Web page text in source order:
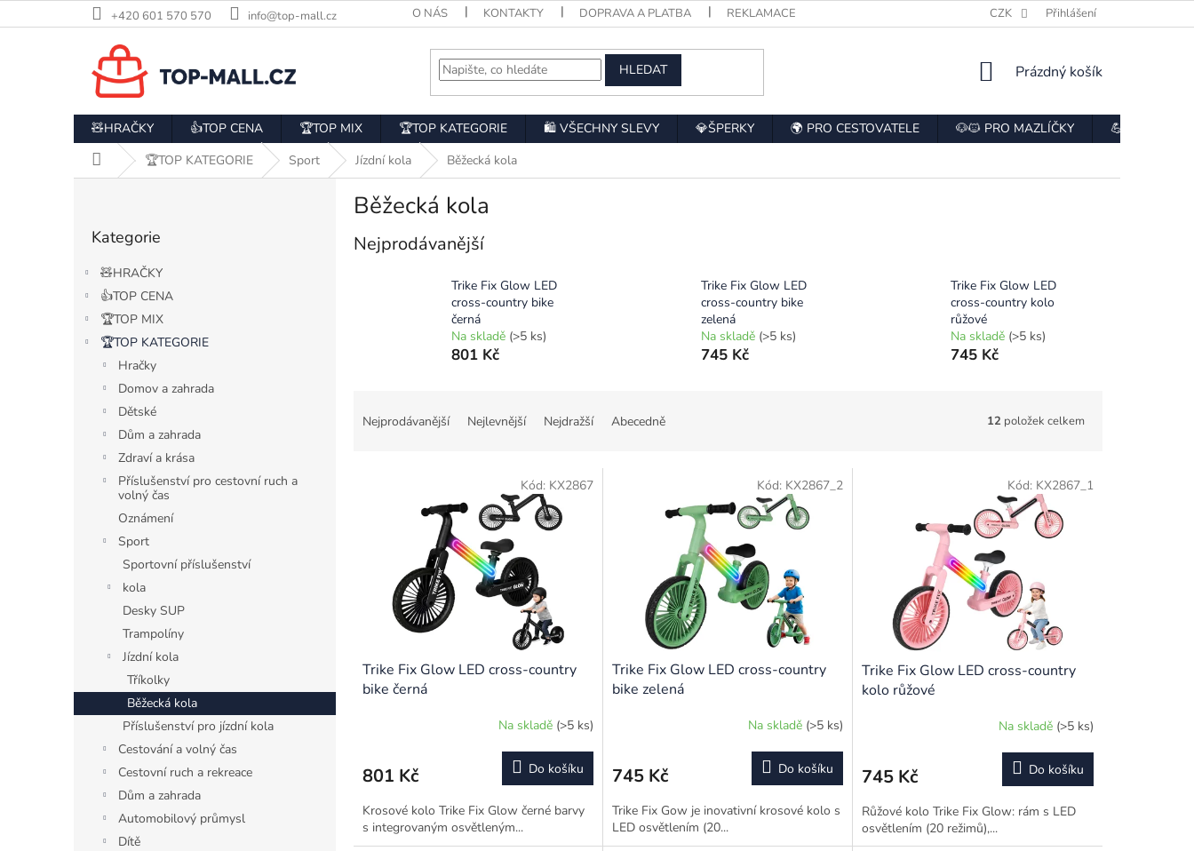
na
+420 601 570 570 info@top-mall.cz O NÁS KONTAKTY DOPRAVA A PLATBA REKLAMACE ODSTOUPENÍ OD SMLOUVY
CZK Přihlášení
HLEDAT
NÁKUPNÍ
Prázdný košík
🧸HRAČKY 👍TOP CENA 🏆TOP MIX 🏆TOP KATEGORIE 🛍️ VŠECHNY SLEVY 💎ŠPERKY 🌍 PRO CESTOVATELE 🐶🐱 PRO MAZLÍČKY
💪 PRO
Domů 🏆TOP KATEGORIE Sport Jízdní kola Běžecká kola
kategorie
Kategorie
🧸HRAČKY
👍TOP CENA
🏆TOP MIX
🏆TOP KATEGORIE
Hračky
Domov a zahrada
Dětské
Dům a zahrada
Zdraví a krása
Příslušenství pro cestovní ruch a
volný čas
Oznámení
Sport
Sportovní příslušenství
kola
Desky SUP
Trampolíny
Jízdní kola
Tříkolky
Běžecká kola
Příslušenství pro jízdní kola
Cestování a volný čas
Cestovní ruch a rekreace
Dům a zahrada
Automobilový průmysl
Dítě
Běžecká kola
Nejprodávanější
Trike Fix Glow LED
cross-country bike
černá
Na skladě (>5 ks)
801 Kč
Trike Fix Glow LED
cross-country bike
zelená
Na skladě (>5 ks)
745 Kč
Trike Fix Glow LED
cross-country kolo
růžové
Na skladě (>5 ks)
745 Kč
Nejprodávanější Nejlevnější Nejdražší Abecedně 12 položek celkem
Trike Fix Glow LED cross-country
bike černá
Na skladě (>5 ks)
801 Kč Do košíku
Krosové kolo Trike Fix Glow černé barvy
s integrovaným osvětleným...
Kód: KX2867
Trike Fix Glow LED cross-country
bike zelená
Na skladě (>5 ks)
745 Kč Do košíku
Trike Fix Gow je inovativní krosové kolo s
LED osvětlením (20...
Kód: KX2867_2
Trike Fix Glow LED cross-country
kolo růžové
Na skladě (>5 ks)
745 Kč Do košíku
Růžové kolo Trike Fix Glow: rám s LED
osvětlením (20 režimů),...
Kód: KX2867_1